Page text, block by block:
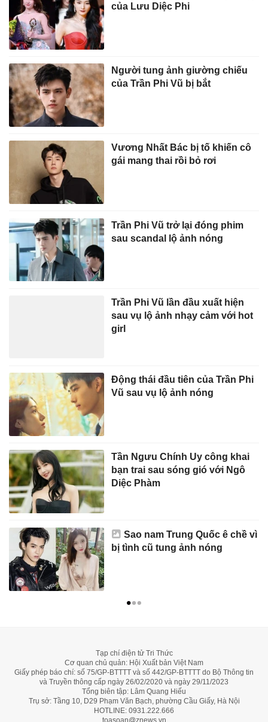
của Lưu Diệc Phi
Người tung ảnh giường chiếu
của Trần Phi Vũ bị bắt
Vương Nhất Bác bị tố khiến cô
gái mang thai rồi bỏ rơi
Trần Phi Vũ trở lại đóng phim
sau scandal lộ ảnh nóng
Trần Phi Vũ lần đầu xuất hiện
sau vụ lộ ảnh nhạy cảm với hot
girl
Động thái đầu tiên của Trần Phi
Vũ sau vụ lộ ảnh nóng
Tần Ngưu Chính Uy công khai
bạn trai sau sóng gió với Ngô
Diệc Phàm
Sao nam Trung Quốc ê chề vì
bị tình cũ tung ảnh nóng
Tạp chí điện tử Tri Thức
Cơ quan chủ quản: Hội Xuất bản Việt Nam
Giấy phép báo chí: số 75/GP-BTTTT và số 442/GP-BTTTT do Bộ Thông tin
và Truyền thông cấp ngày 26/02/2020 và ngày 29/11/2023
Tổng biên tập: Lâm Quang Hiếu
Trụ sở: Tầng 10, D29 Phạm Văn Bạch, phường Cầu Giấy, Hà Nội
HOTLINE: 0931.222.666
toasoan@znews.vn